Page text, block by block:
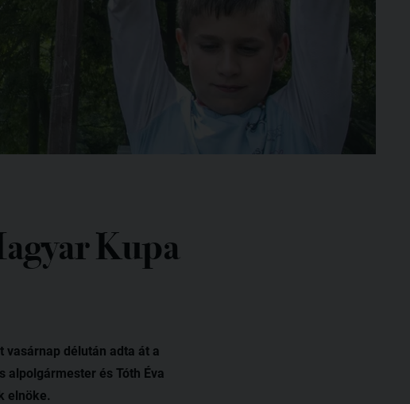
Kupa
vasárnap délután adta át a
alpolgármester és Tóth Éva
elnöke.